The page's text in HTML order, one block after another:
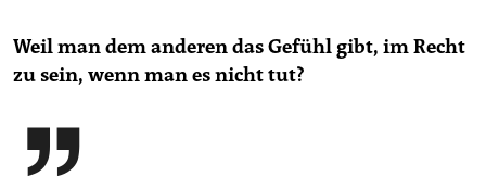
Weil man dem anderen das Gefühl gibt, im Recht
zu sein, wenn man es nicht tut?
